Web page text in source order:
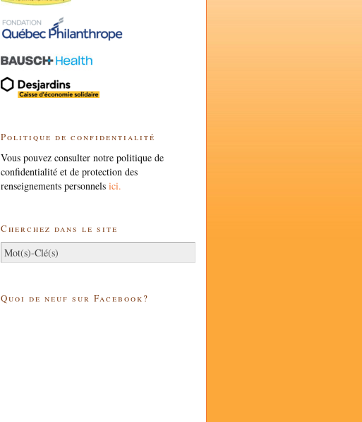
Politique de confidentialité
Vous pouvez consulter notre politique de
confidentialité et de protection des
renseignements personnels ici.
Cherchez dans le site
Quoi de neuf sur Facebook?